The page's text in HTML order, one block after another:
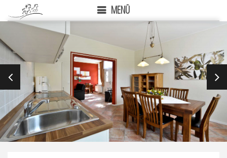
MENÜ
PREVIOUS